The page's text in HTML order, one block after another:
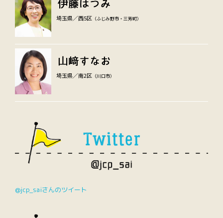
埼玉県／西5区 （ふじみ野市・三芳町）
埼玉県／南2区 （川口市）
@jcp_saiさんのツイート